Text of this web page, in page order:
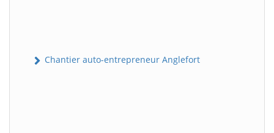
Chantier auto-entrepreneur Anglefort